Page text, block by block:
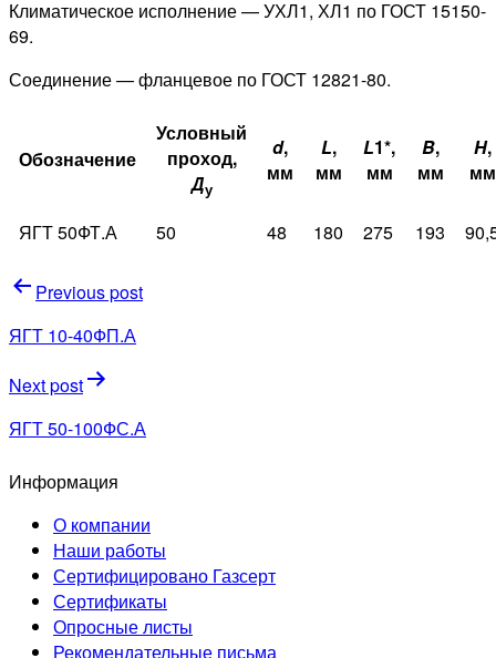
Климатическое исполнение — УХЛ1, ХЛ1 по ГОСТ 15150-
69.
Соединение — фланцевое по ГОСТ 12821-80.
Обозначение
Условный
проход,
Ду
d,
мм
L,
мм
L1*,
мм
B,
мм
H,
мм
ЯГТ 50ФТ.А 50 48 180 275 193
Навигация
по
записям
Previous post
ЯГТ 10-40ФП.А
Next post
ЯГТ 50-100ФС.А
Информация
О компании
Наши работы
Сертифицировано Газсерт
Сертификаты
Опросные листы
Рекомендательные письма